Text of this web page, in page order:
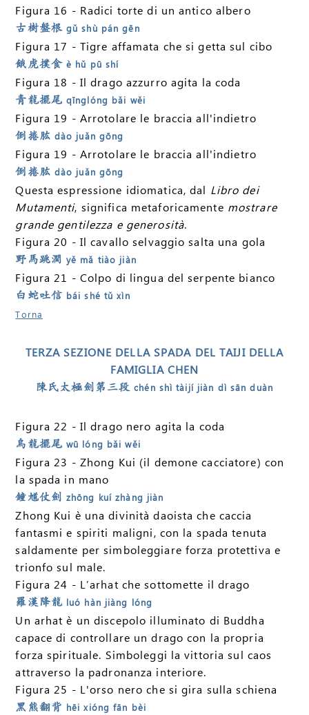
Figura 16 - Radici torte di un antico albero
古樹盤根 gǔ shù pán gēn
Figura 17 - Tigre affamata che si getta sul cibo
餓虎撲食 è hǔ pū shí
Figura 18 - Il drago azzurro agita la coda
青龍擺尾 qīnglóng bǎi wěi
Figura 19 - Arrotolare le braccia all'indietro
倒捲肱 dào juǎn gōng
Figura 19 - Arrotolare le braccia all'indietro
倒捲肱 dào juǎn gōng
Questa espressione idiomatica, dal Libro dei
Mutamenti, significa metaforicamente mostrare
grande gentilezza e generosità.
Figura 20 - Il cavallo selvaggio salta una gola
野馬跳澗 yě mǎ tiào jiàn
Figura 21 - Colpo di lingua del serpente bianco
白蛇吐信 bái shé tǔ xìn
Torna
TERZA SEZIONE DELLA SPADA DEL TAIJI DELLA
FAMIGLIA CHEN
陳氏太極劍第三段 chén shì tàijí jiàn dì sān duàn
Figura 22 - Il drago nero agita la coda
烏龍擺尾 wū lóng bǎi wěi
Figura 23 - Zhong Kui (il demone cacciatore) con
la spada in mano
鐘馗仗劍 zhōng kuí zhàng jiàn
Zhong Kui è una divinità daoista che caccia
fantasmi e spiriti maligni, con la spada tenuta
saldamente per simboleggiare forza protettiva e
trionfo sul male.
Figura 24 - L’arhat che sottomette il drago
羅漢降龍 luó hàn jiàng lóng
Un arhat è un discepolo illuminato di Buddha
capace di controllare un drago con la propria
forza spirituale. Simboleggi la vittoria sul caos
attraverso la padronanza interiore.
Figura 25 - L'orso nero che si gira sulla schiena
黑熊翻背 hēi xióng fān bèi